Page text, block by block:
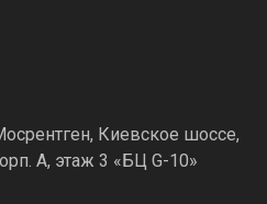
Киевское шоссе,
А, этаж 3 «БЦ G-10»